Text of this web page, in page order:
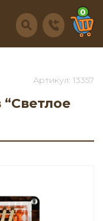
0
Артикул: 13357